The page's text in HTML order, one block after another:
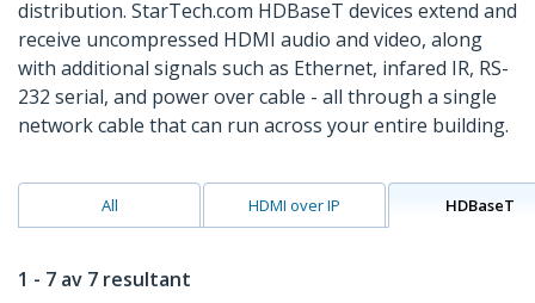
distribution. StarTech.com HDBaseT devices extend and
receive uncompressed HDMI audio and video, along
with additional signals such as Ethernet, infared IR, RS-
232 serial, and power over cable - all through a single
network cable that can run across your entire building.
All HDMI over IP HDBaseT
1 - 7 av 7 resultant